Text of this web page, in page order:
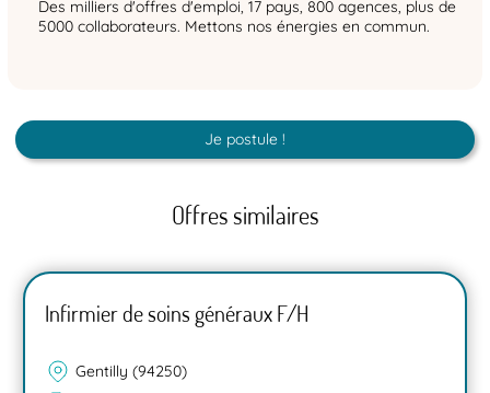
Des milliers d'offres d'emploi, 17 pays, 800 agences, plus de
5000 collaborateurs. Mettons nos énergies en commun.
Je postule !
Offres similaires
Infirmier de soins généraux F/H
Gentilly (94250)